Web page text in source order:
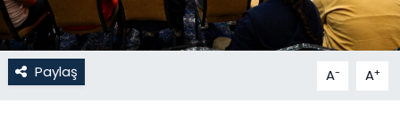
Paylaş A- A+
Otomobil Dünyası
Politika